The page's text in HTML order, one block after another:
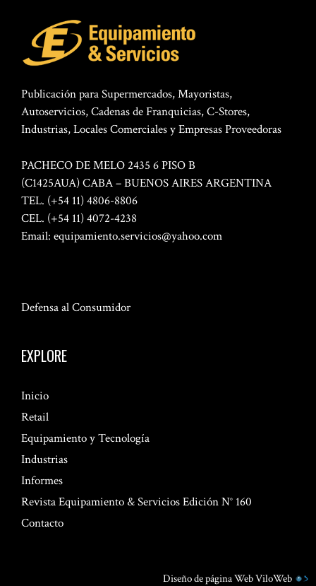
Publicación para Supermercados, Mayoristas,
Autoservicios, Cadenas de Franquicias, C-Stores,
Industrias, Locales Comerciales y Empresas Proveedoras
PACHECO DE MELO 2435 6 PISO B
(C1425AUA) CABA – BUENOS AIRES ARGENTINA
TEL. (+54 11) 4806-8806
CEL. (+54 11) 4072-4238
Email: equipamiento.servicios@yahoo.com
Defensa al Consumidor
EXPLORE
Inicio
Retail
Equipamiento y Tecnología
Industrias
Informes
Revista Equipamiento & Servicios Edición N° 160
Contacto
Diseño de página WebViloWeb